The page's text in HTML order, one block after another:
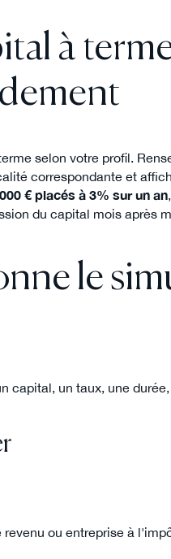
à
selon votre profil.
correspondante et
€ placés à 3% sur un an
du capital mois après
le
capital, un taux, une
ou entreprise à